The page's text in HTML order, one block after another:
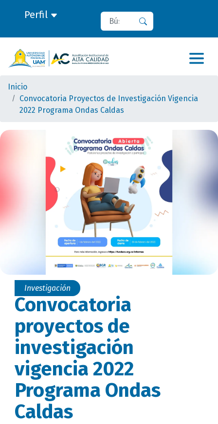
Perfil Buscar
Inicio
Convocatoria Proyectos de Investigación Vigencia
2022 Programa Ondas Caldas
Investigación
Convocatoria
proyectos de
investigación
vigencia 2022
Programa Ondas
Caldas